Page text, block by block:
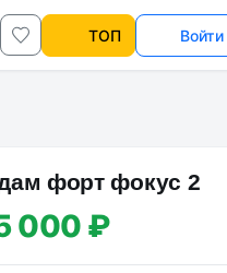
ТОП Войти
фopт фoкуc 2
000 ₽